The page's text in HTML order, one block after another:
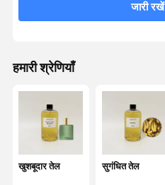
मोमबत्ती की खुशबू वाला तेल
इत्र तेल
आवश्यक तेल
सुगंध विसारक
जारी रखें
हमारी श्रेणियाँ
खुशबूदार तेल सुगंधित तेल